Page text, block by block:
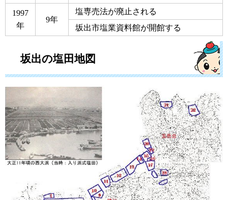
1997
年
9年
塩専売法が廃止される
坂出市塩業資料館が開館する
坂出の塩田地図